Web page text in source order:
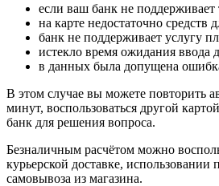
если ваш банк не
на карте недостаточно средств
банк не поддерживает услугу
истекло время ожидания ввода
в данных была допущена
В этом случае вы можете повторить
минут, воспользоваться другой
банк для решения вопроса.
Безналичным расчётом можно
курьерской доставке, использовании
самовывоза из магазина.